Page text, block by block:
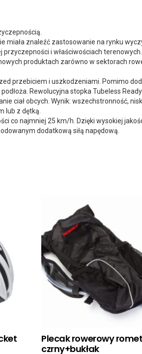
miała znaleźć zastosowanie na rynku
i właściwościach
produktach zarówno w sektorach
przebiciem i uszkodzeniami. Pomimo
Rewolucyjna stopka Tubeless
ciał obcych. Wynik: wszechstronność,
lub z dętką.
co najmniej 25 km/h. Dzięki wysokiej
dodatkową siłą napędową.
Plecak rowerowy
czrny+bukłak